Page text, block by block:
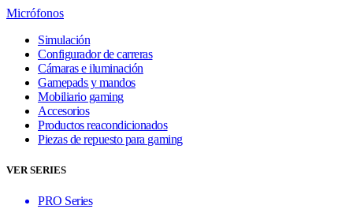
Micrófonos
Simulación
Configurador de carreras
Cámaras e iluminación
Gamepads y mandos
Mobiliario gaming
Accesorios
Productos reacondicionados
Piezas de repuesto para gaming
VER SERIES
PRO Series